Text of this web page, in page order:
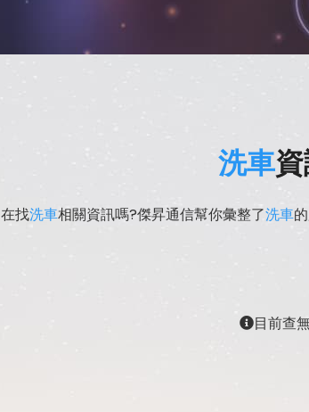
洗車
在找洗車相關資訊嗎?傑昇通信幫你彙整了洗車
目前查